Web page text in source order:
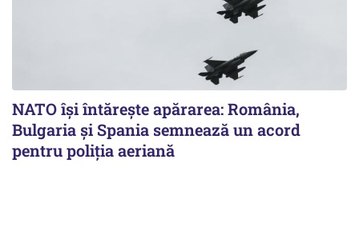
NATO își întărește apărarea: România,
Bulgaria și Spania semnează un acord
pentru poliția aeriană